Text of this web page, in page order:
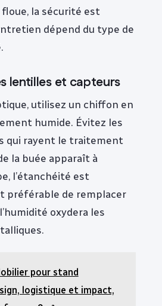
la sécurité est
dépend du type de
lentilles et capteurs
utilisez un chiffon en
humide. Évitez les
qui rayent le traitement
la buée apparaît à
l’étanchéité est
préférable de remplacer
oxydera les
pour stand
logistique et impact,